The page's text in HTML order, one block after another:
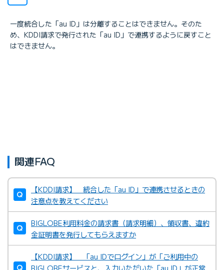
一度統合した「au ID」は分離することはできません。そのた
め、KDDI請求で発行された「au ID」で連携するように戻すこと
はできません。
関連FAQ
【KDDI請求】 統合した「au ID」で連携させるときの
注意点を教えてください
BIGLOBE利用料金の請求書（請求明細）、領収書、違約
金証明書を発行してもらえますか
【KDDI請求】 「au IDでログイン」が「ご利用中の
BIGLOBEサービスと、入力いただいた「au ID」が正常